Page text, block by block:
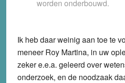
worden onderbouwd.
Ik heb daar weinig aan toe te
meneer Roy Martina, in uw
zeker e.e.a. geleerd over
onderzoek, en de noodzaak